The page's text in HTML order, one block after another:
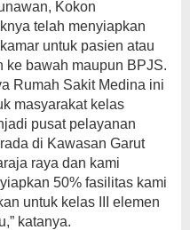
Kokon
telah menyiapkan
untuk pasien atau
ke bawah maupun BPJS.
Rumah Sakit Medina ini
masyarakat kelas
pusat pelayanan
di Kawasan Garut
raya dan kami
50% fasilitas kami
untuk kelas III elemen
katanya.